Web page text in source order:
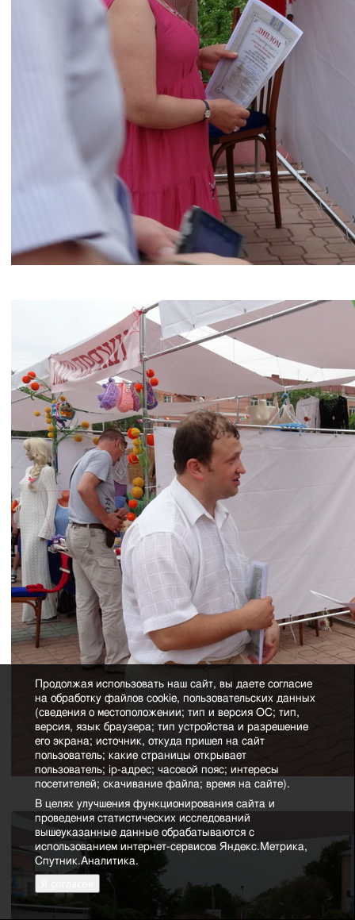
Продолжая использовать наш сайт, вы даете согласие
на обработку файлов cookie, пользовательских данных
(сведения о местоположении; тип и версия ОС; тип,
версия, язык браузера; тип устройства и разрешение
его экрана; источник, откуда пришел на сайт
пользователь; какие страницы открывает
пользователь; ip-адрес; часовой пояс; интересы
посетителей; скачивание файла; время на сайте).
В целях улучшения функционирования сайта и
проведения статистических исследований
вышеуказанные данные обрабатываются с
использованием интернет-сервисов Яндекс.Метрика,
Спутник.Аналитика.